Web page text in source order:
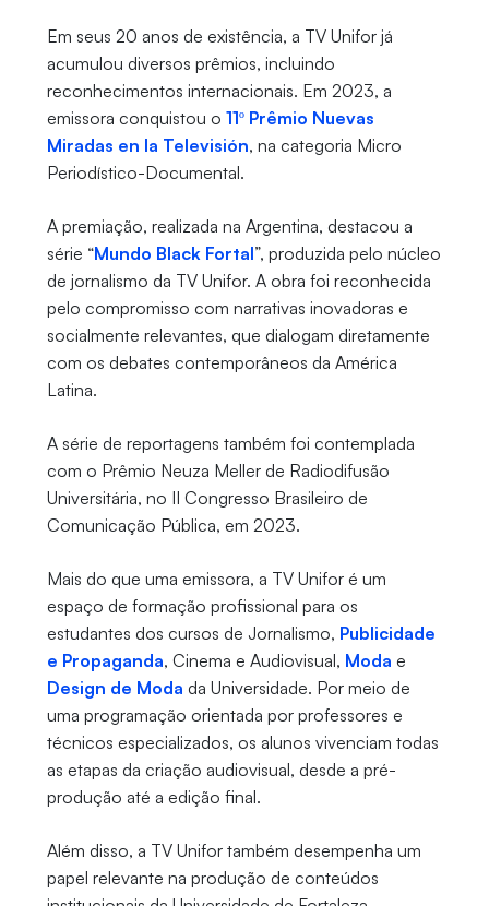
Em seus 20 anos de existência, a TV Unifor já
acumulou diversos prêmios, incluindo
reconhecimentos internacionais. Em 2023, a
emissora conquistou o 11º Prêmio Nuevas
Miradas en la Televisión, na categoria Micro
Periodístico-Documental.
A premiação, realizada na Argentina, destacou a
série “Mundo Black Fortal”, produzida pelo núcleo
de jornalismo da TV Unifor. A obra foi reconhecida
pelo compromisso com narrativas inovadoras e
socialmente relevantes, que dialogam diretamente
com os debates contemporâneos da América
Latina.
A série de reportagens também foi contemplada
com o Prêmio Neuza Meller de Radiodifusão
Universitária, no II Congresso Brasileiro de
Comunicação Pública, em 2023.
Mais do que uma emissora, a TV Unifor é um
espaço de formação profissional para os
estudantes dos cursos de Jornalismo, Publicidade
e Propaganda, Cinema e Audiovisual, Moda e
Design de Moda da Universidade. Por meio de
uma programação orientada por professores e
técnicos especializados, os alunos vivenciam todas
as etapas da criação audiovisual, desde a pré-
produção até a edição final.
Além disso, a TV Unifor também desempenha um
papel relevante na produção de conteúdos